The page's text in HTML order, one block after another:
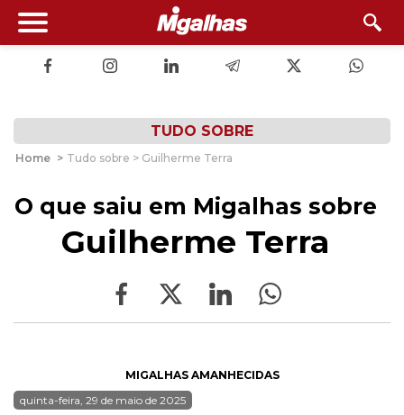
TUDO SOBRE
Home > Tudo sobre > Guilherme Terra
O que saiu em Migalhas sobre
Guilherme Terra
MIGALHAS AMANHECIDAS
quinta-feira, 29 de maio de 2025